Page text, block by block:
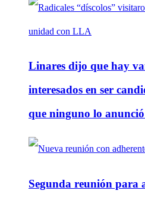
Linares dijo que hay
interesados en ser
que ninguno lo
Segunda reunión para